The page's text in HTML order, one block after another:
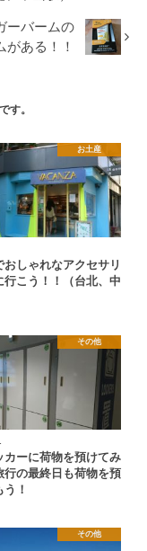
ーバームの
がある！！
す。
お土産
おしゃれなアクセサリ
行こう！！（台北、中
その他
カーに荷物を預けてみ
行の最終日も荷物を預
！
その他